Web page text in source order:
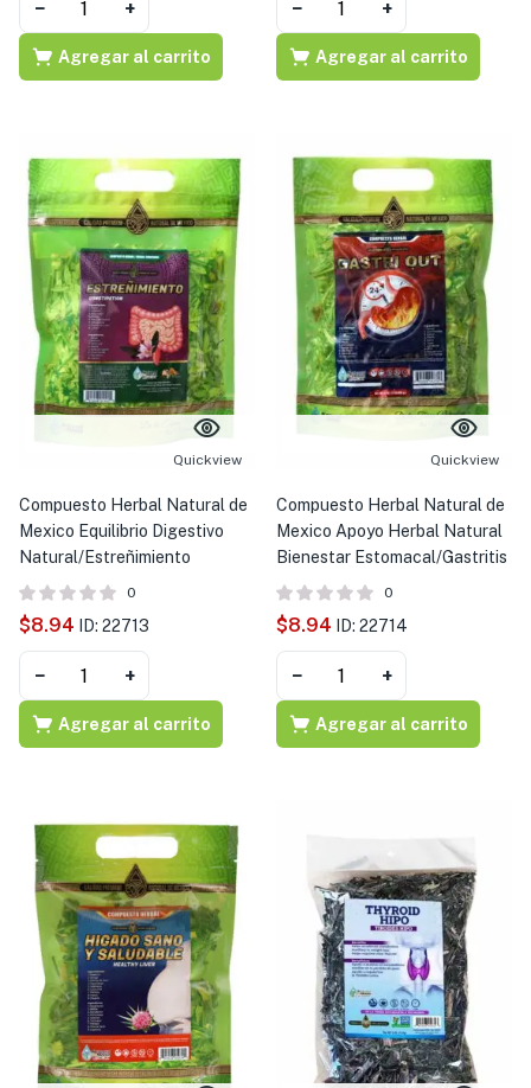
− +
Agregar al carrito
− +
Agregar al carrito
Quickview
Compuesto Herbal Natural de
Mexico Equilibrio Digestivo
Natural/Estreñimiento
0
$8.94 ID: 22713
− +
Agregar al carrito
Quickview
Compuesto Herbal Natural de
Mexico Apoyo Herbal Natural
Bienestar Estomacal/Gastritis
0
$8.94 ID: 22714
− +
Agregar al carrito